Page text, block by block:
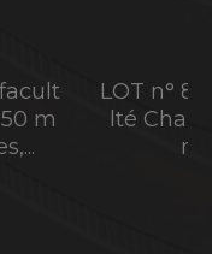
et
à
m²
face de la facu
650
et...